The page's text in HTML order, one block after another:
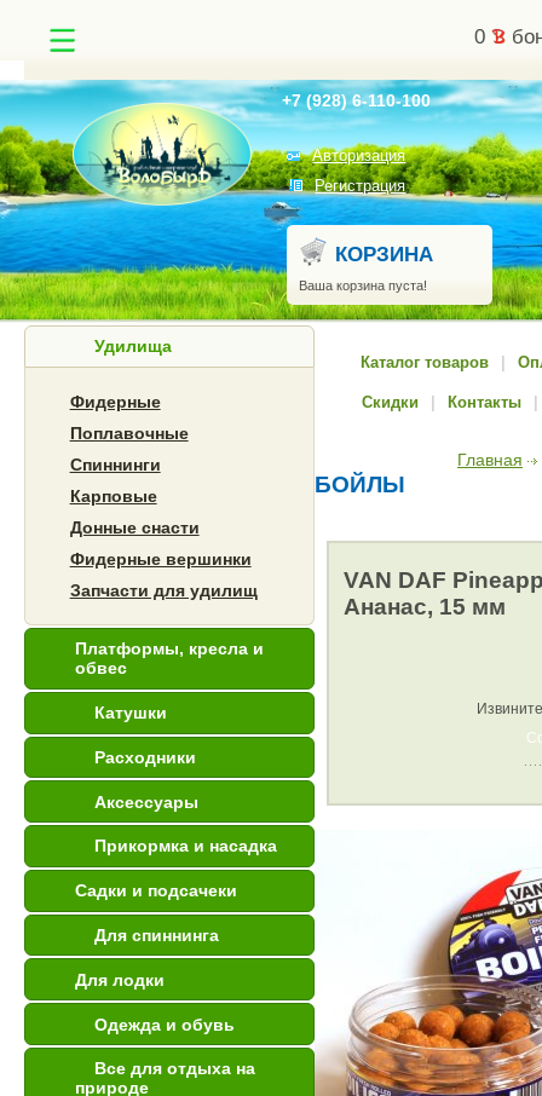
0
Авторизация
Регистрация
+7 (928) 6-110-100
КОРЗИНА
Ваша корзина пуста!
Удилища
Фидерные
Поплавочные
Спиннинги
Карповые
Донные снасти
Фидерные вершинки
Запчасти для удилищ
Платформы, кресла и
обвес
Катушки
Расходники
Аксессуары
Прикормка и насадка
Садки и подсачеки
Для спиннинга
Для лодки
Одежда и обувь
Все для отдыха на
природе
Каталог товаров
Скидки Контакты
БОЙЛЫ
Главная
VAN DAF
Ананас, 15 мм